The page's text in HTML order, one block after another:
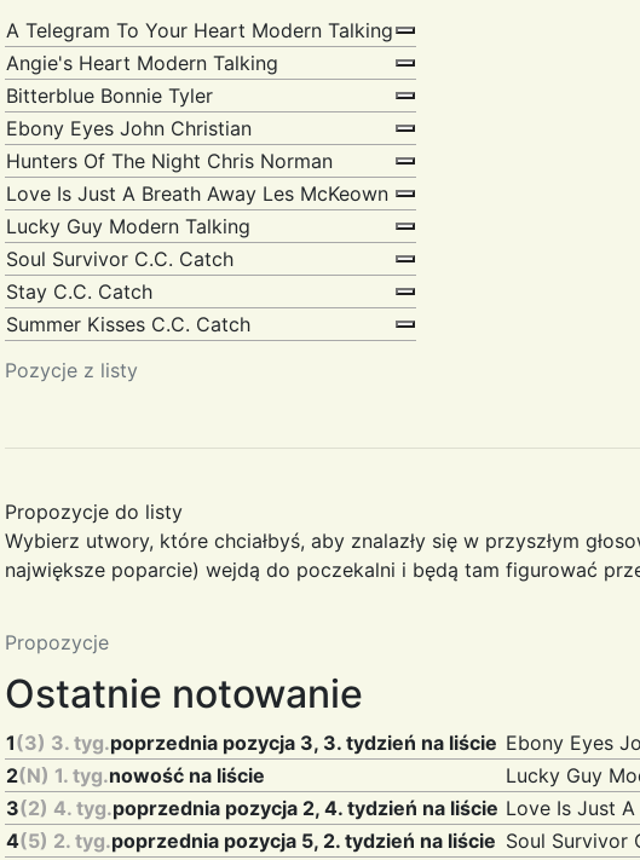
Pozycje z listy
A Telegram To Your Heart Modern Talking
Angie's Heart Modern Talking
Bitterblue Bonnie Tyler
Ebony Eyes John Christian
Hunters Of The Night Chris Norman
Love Is Just A Breath Away Les McKeown
Lucky Guy Modern Talking
Soul Survivor C.C. Catch
Stay C.C. Catch
Summer Kisses C.C. Catch
Propozycje do listy
Wybierz utwory, które chciałbyś, aby znalazły się w przyszłym
największe poparcie) wejdą do poczekalni i będą tam figurować
Propozycje
Ostatnie notowanie
1(3) 3. tyg.poprzednia pozycja 3, 3. tydzień na liście Ebony Eyes
2(N) 1. tyg.nowość na liście Lucky Guy
3(2) 4. tyg.poprzednia pozycja 2, 4. tydzień na liście Love Is Just
4(5) 2. tyg.poprzednia pozycja 5, 2. tydzień na liście Soul Survivor